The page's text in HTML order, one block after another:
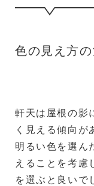
色の見え方
軒天は屋根の影
く見える傾向が
明るい色を選ん
えることを考慮
を選ぶと良いで